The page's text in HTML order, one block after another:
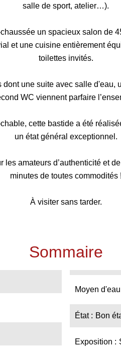
salle de sport, atelier…).
un spacieux salon de
et une cuisine entièrement
toilettes invités.
dont une suite avec salle d'eau,
WC viennent parfaire
cette bastide a été
un état général exceptionnel.
amateurs d’authenticité et
minutes de toutes commodités !
À visiter sans tarder.
Sommaire
Moyen
État Bon
Exposition